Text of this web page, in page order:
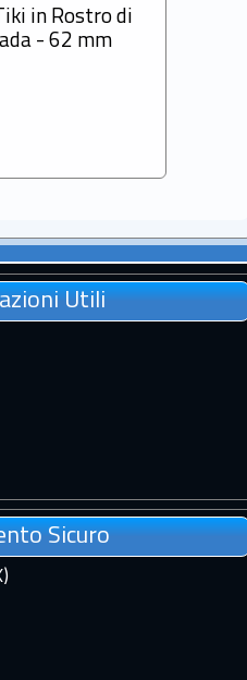
in Rostro di
- 62 mm
Utili
Sicuro